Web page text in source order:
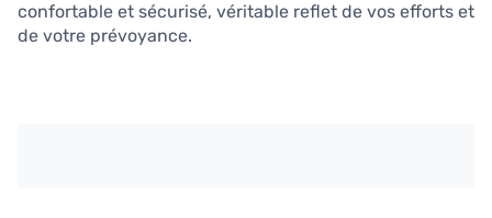
confortable et sécurisé, véritable reflet de vos efforts et
de votre prévoyance.